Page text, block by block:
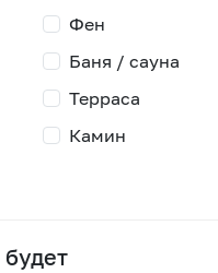
Фен
Баня / сауна
Терраса
Камин